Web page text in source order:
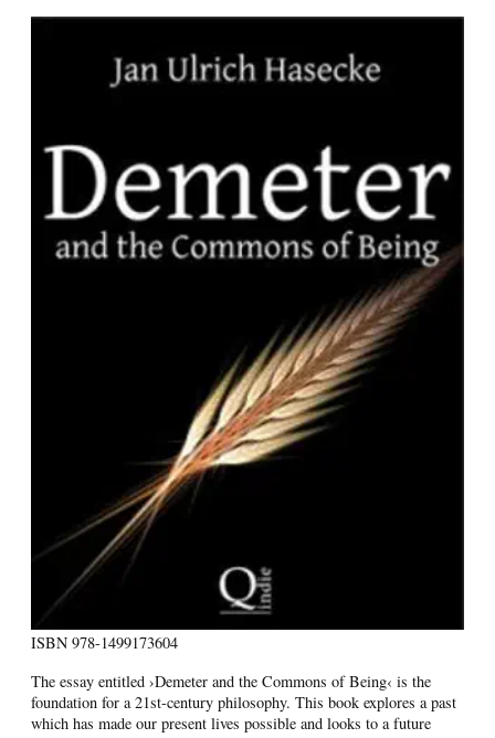
ISBN 978-1499173604
The essay entitled ›Demeter and the Commons of Being‹ is the
foundation for a 21st-century philosophy. This book explores a past
which has made our present lives possible and looks to a future